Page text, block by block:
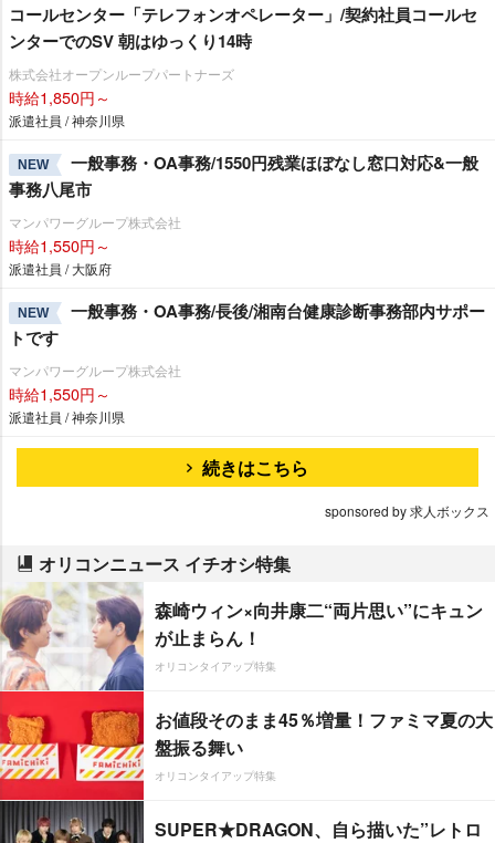
コールセンター「テレフォンオペレーター」/契約社員コールセ
ンターでのSV 朝はゆっくり14時
株式会社オープンループパートナーズ
時給1,850円～
派遣社員 / 神奈川県
NEW
一般事務・OA事務/1550円残業ほぼなし窓口対応&一般
事務八尾市
マンパワーグループ株式会社
時給1,550円～
派遣社員 / 大阪府
NEW
一般事務・OA事務/長後/湘南台健康診断事務部内サポー
トです
マンパワーグループ株式会社
時給1,550円～
派遣社員 / 神奈川県
続きはこちら
sponsored by 求人ボックス
オリコンニュース イチオシ特集
森崎ウィン×向井康二“両片思い”にキュン
が止まらん！
オリコンタイアップ特集
お値段そのまま45％増量！ファミマ夏の大
盤振る舞い
オリコンタイアップ特集
SUPER★DRAGON、自ら描いた”レトロ